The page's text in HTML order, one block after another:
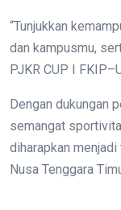
“Tunjukkan
dan kampusmu,
PJKR CUP I
Dengan dukungan
semangat
diharapkan
Nusa Tenggara